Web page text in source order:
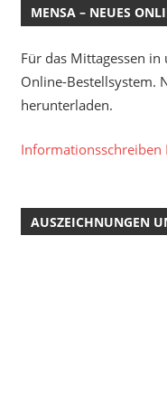
MENSA – NEUES
Für das Mittagessen
Online-Bestellsystem.
herunterladen.
Informationsschreiben
AUSZEICHNUNGEN